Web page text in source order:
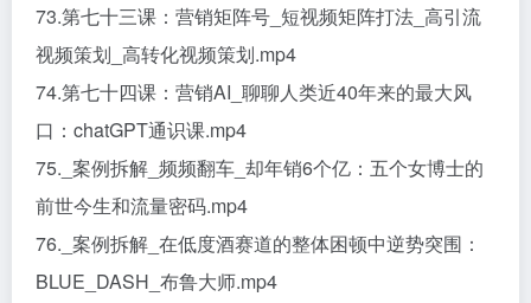
73.第七十三课：营销矩阵号_短视频矩阵打法_高引流
视频策划_高转化视频策划.mp4
74.第七十四课：营销AI_聊聊人类近40年来的最大风
口：chatGPT通识课.mp4
75._案例拆解_频频翻车_却年销6个亿：五个女博士的
前世今生和流量密码.mp4
76._案例拆解_在低度酒赛道的整体困顿中逆势突围：
BLUE_DASH_布鲁大师.mp4